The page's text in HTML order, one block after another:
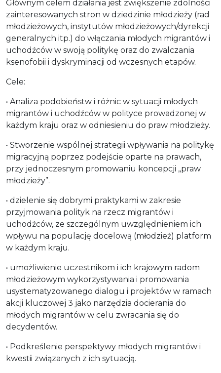
Głównym celem działania jest zwiększenie zdolności
zainteresowanych stron w dziedzinie młodzieży (rad
młodzieżowych, instytutów młodzieżowych/dyrekcji
generalnych itp.) do włączania młodych migrantów i
uchodźców w swoją politykę oraz do zwalczania
ksenofobii i dyskryminacji od wczesnych etapów.
Cele:
• Analiza podobieństw i różnic w sytuacji młodych
migrantów i uchodźców w polityce prowadzonej w
każdym kraju oraz w odniesieniu do praw młodzieży.
• Stworzenie wspólnej strategii wpływania na politykę
migracyjną poprzez podejście oparte na prawach,
przy jednoczesnym promowaniu koncepcji „praw
młodzieży”.
• dzielenie się dobrymi praktykami w zakresie
przyjmowania polityk na rzecz migrantów i
uchodźców, ze szczególnym uwzględnieniem ich
wpływu na populację docelową (młodzież) platform
w każdym kraju.
• umożliwienie uczestnikom i ich krajowym radom
młodzieżowym wykorzystywania i promowania
usystematyzowanego dialogu i projektów w ramach
akcji kluczowej 3 jako narzędzia docierania do
młodych migrantów w celu zwracania się do
decydentów.
• Podkreślenie perspektywy młodych migrantów i
kwestii związanych z ich sytuacją.